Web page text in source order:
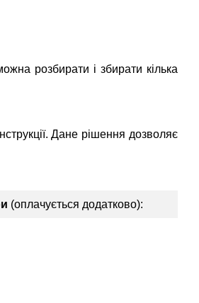
розбирати і збирати кілька
Дане рішення дозволяє
(оплачується додатково):